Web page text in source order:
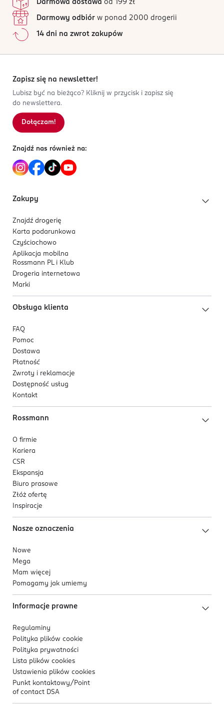
Nuta bazy:
3 760260 450317
Darmowa dostawa od 199 zł
Darmowy odbiór w ponad 2000 drogerii
14 dni na zwrot zakupów
Zapisz się na newsletter!
Lubisz być na bieżąco? Kliknij w przycisk i zapisz się
do newslettera.
Dołączam!
Znajdź nas również na:
Zakupy
Znajdź drogerię
Karta podarunkowa
Czyściochowo
Aplikacja mobilna
Rossmann PL i Klub
Drogeria internetowa
Marki
Obsługa klienta
FAQ
Pomoc
Dostawa
Płatność
Zwroty i reklamacje
Dostępność usług
Kontakt
Rossmann
O firmie
Kariera
CSR
Ekspansja
Biuro prasowe
Złóż ofertę
Inspiracje
Nasze oznaczenia
Nowe
Mega
Mam więcej
Pomagamy jak umiemy
Informacje prawne
Regulaminy
Polityka plików cookie
Polityka prywatności
Lista plików cookies
Ustawienia plików cookies
Punkt kontaktowy/ Point
of contact DSA